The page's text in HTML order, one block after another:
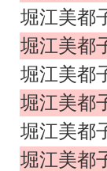
堀江美都
堀江美都
堀江美都
堀江美都
堀江美都
堀江美都